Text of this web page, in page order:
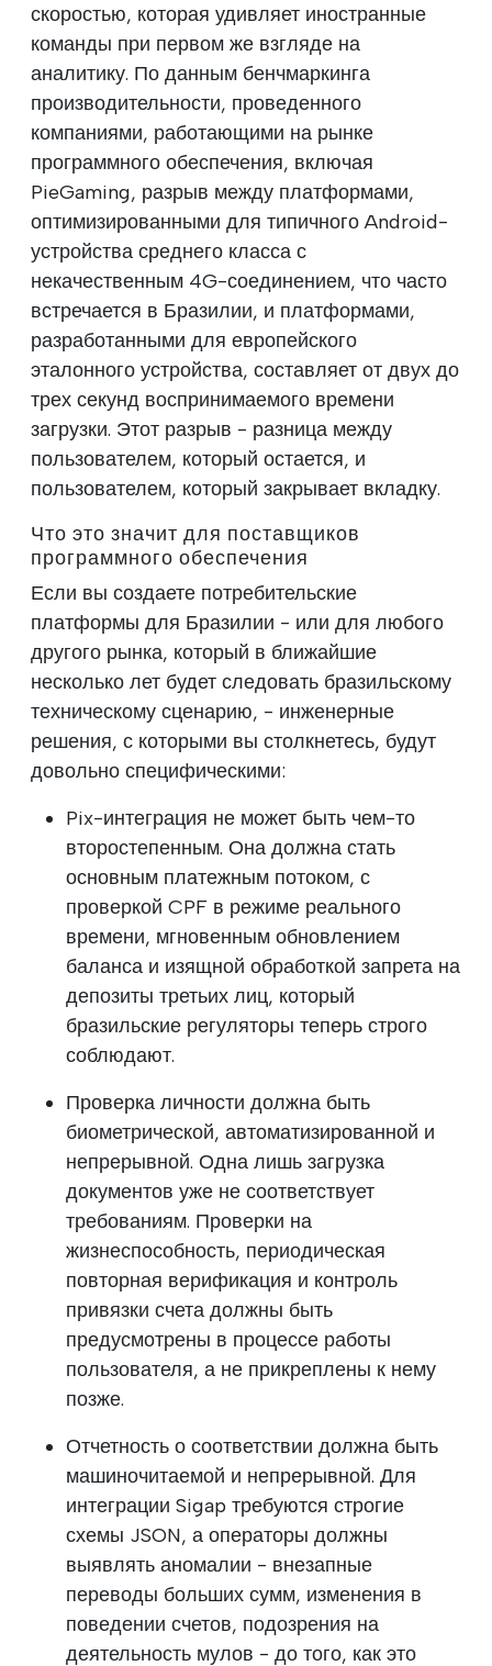
скоростью, которая удивляет иностранные
команды при первом же взгляде на
аналитику. По данным бенчмаркинга
производительности, проведенного
компаниями, работающими на рынке
программного обеспечения, включая
PieGaming, разрыв между платформами,
оптимизированными для типичного Android-
устройства среднего класса с
некачественным 4G-соединением, что часто
встречается в Бразилии, и платформами,
разработанными для европейского
эталонного устройства, составляет от двух до
трех секунд воспринимаемого времени
загрузки. Этот разрыв - разница между
пользователем, который остается, и
пользователем, который закрывает вкладку.
Что это значит для поставщиков
программного обеспечения
Если вы создаете потребительские
платформы для Бразилии - или для любого
другого рынка, который в ближайшие
несколько лет будет следовать бразильскому
техническому сценарию, - инженерные
решения, с которыми вы столкнетесь, будут
довольно специфическими:
Pix-интеграция не может быть чем-то
второстепенным. Она должна стать
основным платежным потоком, с
проверкой CPF в режиме реального
времени, мгновенным обновлением
баланса и изящной обработкой запрета на
депозиты третьих лиц, который
бразильские регуляторы теперь строго
соблюдают.
Проверка личности должна быть
биометрической, автоматизированной и
непрерывной. Одна лишь загрузка
документов уже не соответствует
требованиям. Проверки на
жизнеспособность, периодическая
повторная верификация и контроль
привязки счета должны быть
предусмотрены в процессе работы
пользователя, а не прикреплены к нему
позже.
Отчетность о соответствии должна быть
машиночитаемой и непрерывной. Для
интеграции Sigap требуются строгие
схемы JSON, а операторы должны
выявлять аномалии - внезапные
переводы больших сумм, изменения в
поведении счетов, подозрения на
деятельность мулов - до того, как это